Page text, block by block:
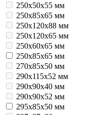
250x50x55 мм
250x85x65 мм
250х120x88 мм
250х120х65 мм
250х60х65 мм
250х85х65 мм
270х85х50 мм
290х115х52 мм
290х90х40 мм
290х90х52 мм
295х85х50 мм